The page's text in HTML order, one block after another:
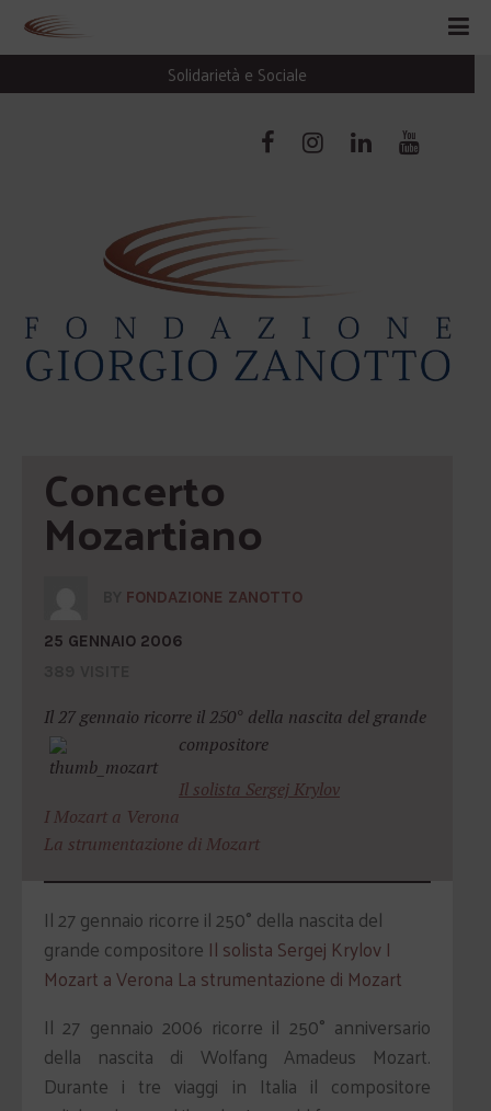
Solidarietà e Sociale
Concerto
Mozartiano
FONDAZIONE ZANOTTO
25 GENNAIO 2006
Il 27 gennaio ricorre il 250° della nascita del grande
compositore
Il solista Sergej Krylov
I Mozart a Verona
La strumentazione di Mozart
Il 27 gennaio ricorre il 250° della nascita del
grande compositore Il solista Sergej Krylov I
Mozart a Verona La strumentazione di Mozart
Il 27 gennaio 2006 ricorre il 250° anniversario
della nascita di Wolfang Amadeus Mozart.
Durante i tre viaggi in Italia il compositore